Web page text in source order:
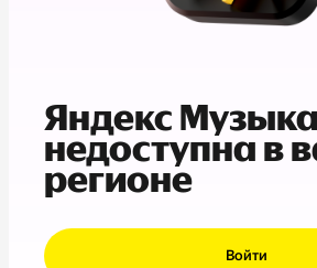
Яндекс Музыка
недоступна в
регионе
Войти